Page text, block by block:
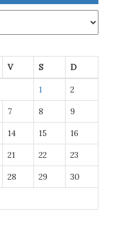
V S D
1 2
7 8 9
14 15 16
21 22 23
28 29 30